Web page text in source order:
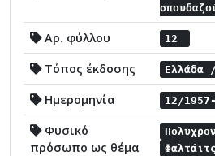
Αρ. φύλλου 12
Τόπος έκδοσης Ελλάδα
Ημερομηνία 12/
Φυσικό
πρόσωπο ως θέμα